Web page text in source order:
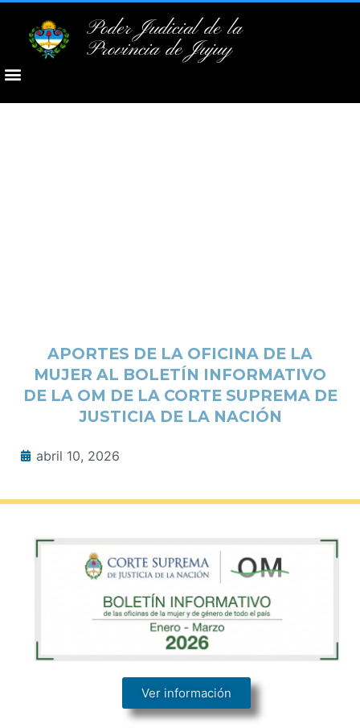
Poder Judicial de la
Provincia de Jujuy
APORTES DE LA OFICINA DE LA
MUJER AL BOLETÍN INFORMATIVO
DE LA OM DE LA CORTE SUPREMA DE
JUSTICIA DE LA NACIÓN
abril 10, 2026
Ver información